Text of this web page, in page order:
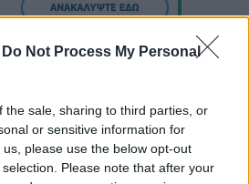
Do Not Process My Personal
the sale, sharing to third parties, or
or sensitive information for
please use the below opt-out
Please note that after your